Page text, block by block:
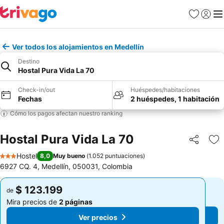
Favoritos
Iniciar
Ver todos los alojamientos en Medellín
Destino
Hostal Pura Vida La 70
Check-in/out
Fechas
Huéspedes/habitaciones
2 huéspedes, 1 habitación
Cómo los pagos afectan nuestro ranking
Hostal Pura Vida La 70 Compartir
3 Estrellas
Hostel 8,0 Muy bueno (1.052 puntuaciones)
6927 CQ. 4, Medellín, 050031, Colombia
de $ 123.199
Mira precios de 2 páginas
Ver precios
de $ 123.199
Mira precios de 2 páginas
Ver precios